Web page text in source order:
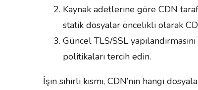
Kaynak adetlerine göre CDN
statik dosyalar öncelikli olarak
Güncel TLS/SSL
politikaları tercih edin.
İşin sihirli kısmı, CDN’nin hangi